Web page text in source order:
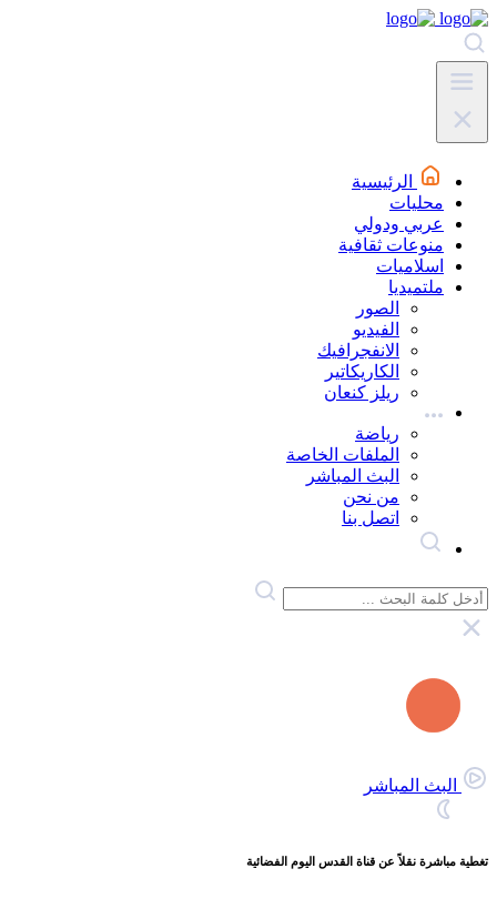
الرئيسية
محليات
عربي ودولي
منوعات ثقافية
اسلاميات
ملتميديا
الصور
الفيديو
الانفجرافيك
الكاريكاتير
ريلز كنعان
رياضة
الملفات الخاصة
البث المباشر
من نحن
اتصل بنا
البث المباشر
تغطية مباشرة نقلاً عن قناة القدس اليوم الفضائية